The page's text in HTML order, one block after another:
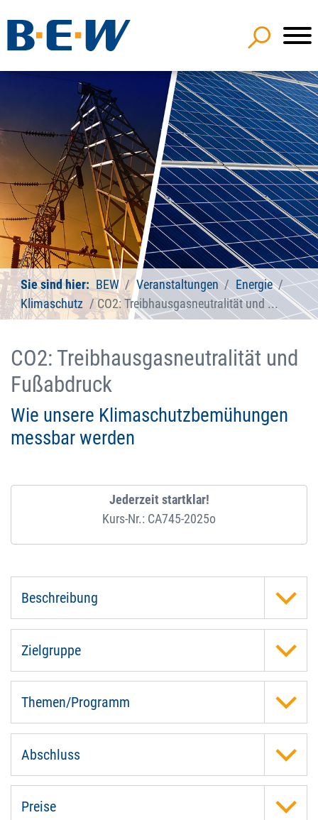
Sie sind hier: BEW Veranstaltungen
Energie
Klimaschutz
CO2: Treibhausgasneutralität und ...
CO2: Treibhausgasneutralität und
Fußabdruck
Wie unsere Klimaschutzbemühungen
messbar werden
Jederzeit startklar!
Kurs-Nr.: CA745-2025o
Beschreibung
Zielgruppe
Themen/Programm
Abschluss
Preise